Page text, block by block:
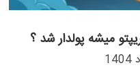
میشه پولدار شد ؟